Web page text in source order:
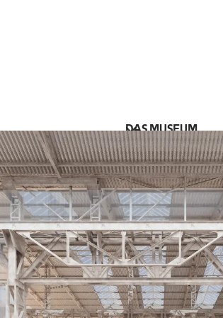
DAS MUSEUM
UNSERE SAMMLUNG
SPENDEN